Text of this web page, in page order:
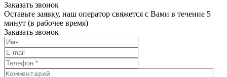
Заказать звонок
Оставьте заявку, наш оператор свяжется с Вами в течение 5
минут (в рабочее время)
Заказать звонок